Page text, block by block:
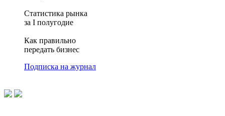
Статистика рынка
за I полугодие
Как правильно
передать бизнес
Подписка на журнал